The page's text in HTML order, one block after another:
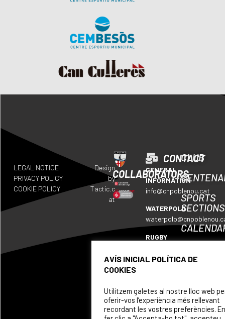
COLLABORATORS
CONTACT
GENERAL
INFORMATION
info@cnpoblenou.cat
WATERPOLO
RUGBY
ARTISTIC
CLUB
SPORTS
SECTIONS
WE
LEGAL NOTICE
PRIVACY POLICY
COOKIE POLICY
Design
by
Tactic.c
at
AVÍS INICIAL POLÍTICA DE
COOKIES
Utilitzem galetes al nostre lloc web
oferir-vos l’experiència més rellevant
recordant les vostres preferències. En